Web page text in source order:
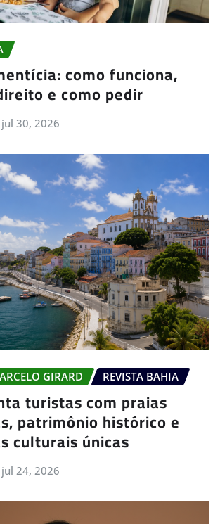
como funciona,
e como pedir
jul 30, 2026
GIRARD REVISTA BAHIA
turistas com praias
patrimônio histórico e
culturais únicas
jul 24, 2026